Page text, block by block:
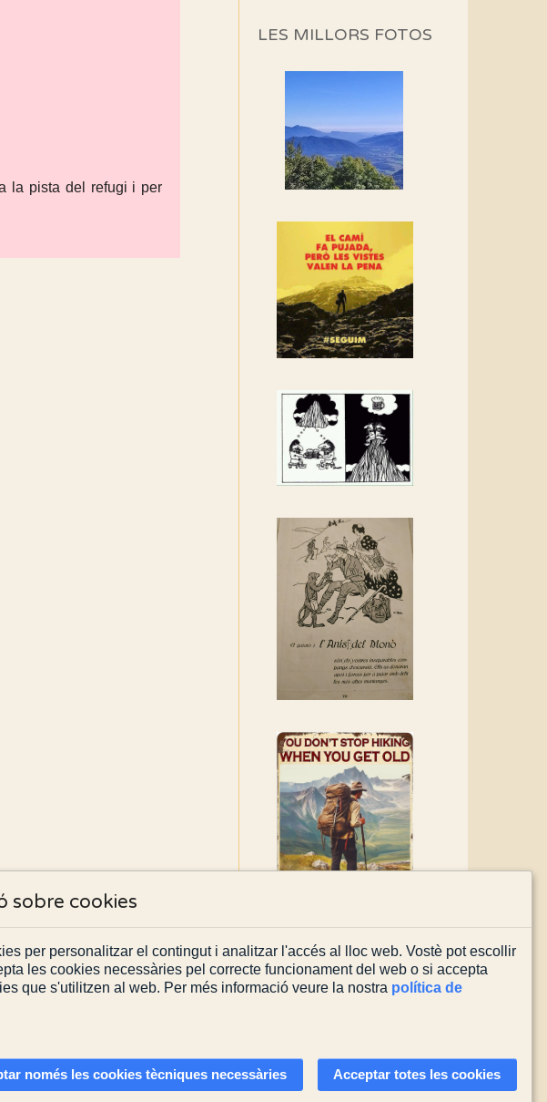
la pista del refugi i per
Si no podem caminar,
Els Centpeus signen el
Manifest a favor dels
Camins Vells
manifest!
Rebem un diploma dels
Amics de Sant Aniol
d'Aguja
Els Centpeus estem
recuperació del refugi i de
l'entorn de Sant Aniol
LES MILLORS FOTOS
Actualitzada el03/08/2026
sobre cookies
per personalitzar el contingut i analitzar l'accés al lloc web. Vostè pot escollir
les cookies necessàries pel correcte funcionament del web o si accepta
que s'utilitzen al web. Per més informació veure la nostra política de
només les cookies tècniques necessàries Acceptar totes les cookies